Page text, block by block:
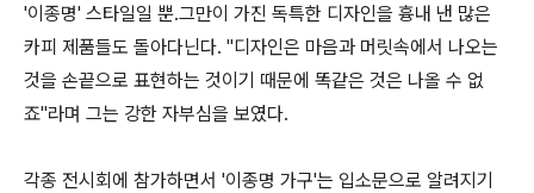
'이종명' 스타일일 뿐.그만이 가진 독특한 디자인을 흉내 낸 많은
카피 제품들도 돌아다닌다. "디자인은 마음과 머릿속에서 나오는
것을 손끝으로 표현하는 것이기 때문에 똑같은 것은 나올 수 없
죠"라며 그는 강한 자부심을 보였다.
각종 전시회에 참가하면서 '이종명 가구'는 입소문으로 알려지기